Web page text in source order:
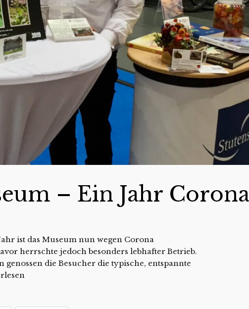
– Ein Jahr Corona
ist das Museum nun wegen Corona
herrschte jedoch besonders lebhafter Betrieb.
die Besucher die typische, entspannte